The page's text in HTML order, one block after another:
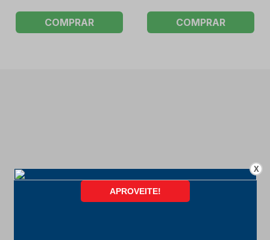
COMPRAR COMPRAR
FORMAS DE PAGAMENTO
X